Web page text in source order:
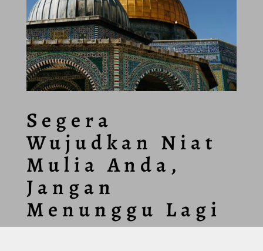
Segera
Wujudkan Niat
Mulia Anda,
Jangan
Menunggu Lagi